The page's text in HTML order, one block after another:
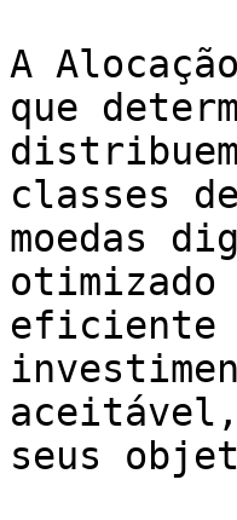
A
que
classes
moedas
eficiente
seus